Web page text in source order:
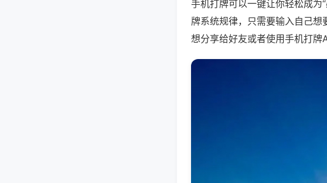
手机打牌可以一键让你轻松成为
牌系统规律，只需要输入自己
想分享给好友或者使用手机打牌